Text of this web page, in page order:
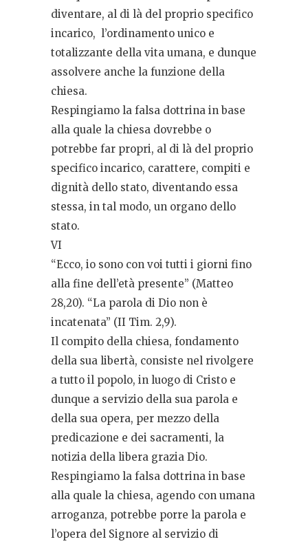
diventare, al di là del proprio specifico
incarico, l’ordinamento unico e
totalizzante della vita umana, e dunque
assolvere anche la funzione della
chiesa.
Respingiamo la falsa dottrina in base
alla quale la chiesa dovrebbe o
potrebbe far propri, al di là del proprio
specifico incarico, carattere, compiti e
dignità dello stato, diventando essa
stessa, in tal modo, un organo dello
stato.
VI
“Ecco, io sono con voi tutti i giorni fino
alla fine dell’età presente” (Matteo
28,20). “La parola di Dio non è
incatenata” (II Tim. 2,9).
Il compito della chiesa, fondamento
della sua libertà, consiste nel rivolgere
a tutto il popolo, in luogo di Cristo e
dunque a servizio della sua parola e
della sua opera, per mezzo della
predicazione e dei sacramenti, la
notizia della libera grazia Dio.
Respingiamo la falsa dottrina in base
alla quale la chiesa, agendo con umana
arroganza, potrebbe porre la parola e
l’opera del Signore al servizio di